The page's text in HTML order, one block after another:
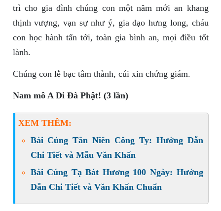
trì cho gia đình chúng con một năm mới an khang
thịnh vượng, vạn sự như ý, gia đạo hưng long, cháu
con học hành tấn tới, toàn gia bình an, mọi điều tốt
lành.
Chúng con lễ bạc tâm thành, cúi xin chứng giám.
Nam mô A Di Đà Phật! (3 lần)
XEM THÊM:
Bài Cúng Tân Niên Công Ty: Hướng Dẫn
Chi Tiết và Mẫu Văn Khấn
Bài Cúng Tạ Bát Hương 100 Ngày: Hướng
Dẫn Chi Tiết và Văn Khấn Chuẩn